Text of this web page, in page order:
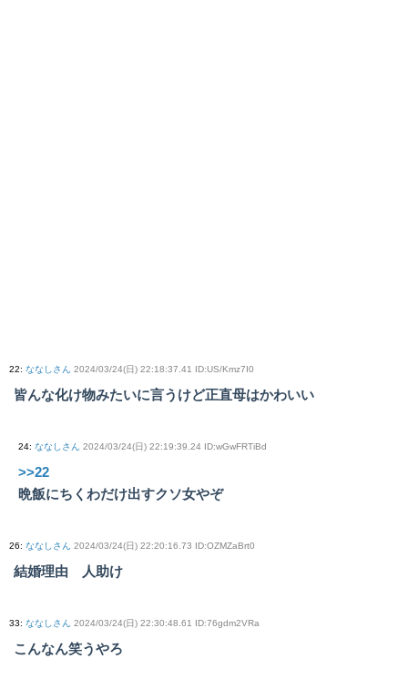
22: ななしさん 2024/03/24(日) 22:18:37.41 ID:US/Kmz7I0
皆んな化け物みたいに言うけど正直母はかわいい
24: ななしさん 2024/03/24(日) 22:19:39.24 ID:wGwFRTiBd
>>22
晩飯にちくわだけ出すクソ女やぞ
26: ななしさん 2024/03/24(日) 22:20:16.73 ID:OZMZaBrt0
結婚理由 人助け
33: ななしさん 2024/03/24(日) 22:30:48.61 ID:76gdm2VRa
こんなん笑うやろ